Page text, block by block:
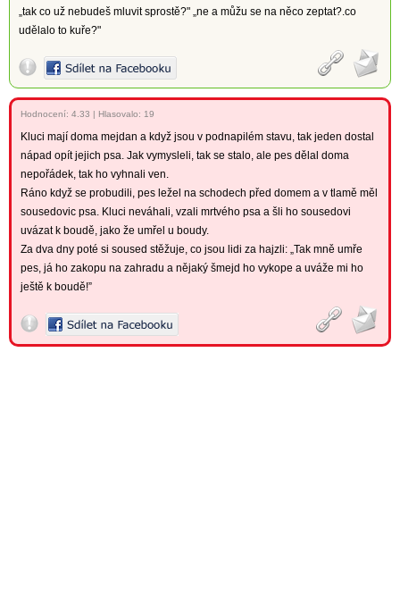
„tak co už nebudeš mluvit sprostě?" „ne a můžu se na něco zeptat?.co
udělalo to kuře?"
Hodnocení: 4.33 | Hlasovalo: 19
Kluci mají doma mejdan a když jsou v podnapilém stavu, tak jeden dostal
nápad opít jejich psa. Jak vymysleli, tak se stalo, ale pes dělal doma
nepořádek, tak ho vyhnali ven.
Ráno když se probudili, pes ležel na schodech před domem a v tlamě měl
sousedovic psa. Kluci neváhali, vzali mrtvého psa a šli ho sousedovi
uvázat k boudě, jako že umřel u boudy.
Za dva dny poté si soused stěžuje, co jsou lidi za hajzli: „Tak mně umře
pes, já ho zakopu na zahradu a nějaký šmejd ho vykope a uváže mi ho
ještě k boudě!”